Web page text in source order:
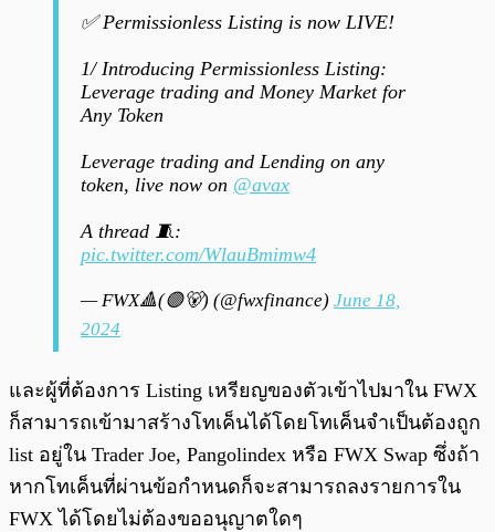
✅ Permissionless Listing is now LIVE!
1/ Introducing Permissionless Listing:
Leverage trading and Money Market for
Any Token
Leverage trading and Lending on any
token, live now on @avax
A thread 🧵:
pic.twitter.com/WlauBmimw4
— FWX🔺(🟣🐻) (@fwxfinance) June 18,
2024
และผู้ที่ต้องการ Listing เหรียญของตัวเข้าไปมาใน FWX
ก็สามารถเข้ามาสร้างโทเค็นได้โดยโทเค็นจำเป็นต้องถูก
list อยู่ใน Trader Joe, Pangolindex หรือ FWX Swap ซึ่งถ้า
หากโทเค็นที่ผ่านข้อกำหนดก็จะสามารถลงรายการใน
FWX ได้โดยไม่ต้องขออนุญาตใดๆ